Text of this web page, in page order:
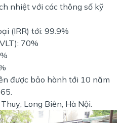
nhiệt với các thông số kỹ
(IRR) tới: 99.9%
70%
được bảo hành tới 10 năm
Long Biên, Hà Nội.